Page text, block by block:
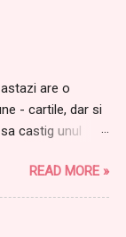
Visez zi si
macar o
are o
- cartile, dar si
castig unul
de cinste, in
atata
READ MORE »